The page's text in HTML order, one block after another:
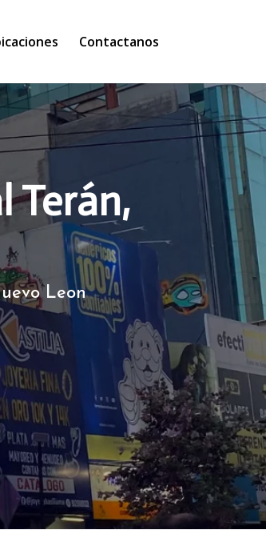
Contactanos
Terán,
Leon